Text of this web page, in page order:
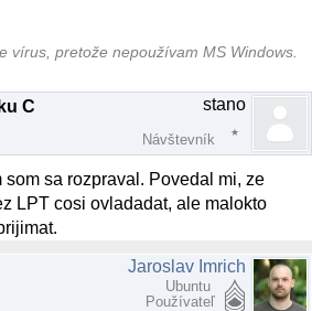
vírus, pretože nepoužívam MS Windows.
C stano
Návštevník
sa rozpraval. Povedal mi, ze
LPT cosi ovladadat, ale malokto
Jaroslav Imrich
Ubuntu
Používateľ